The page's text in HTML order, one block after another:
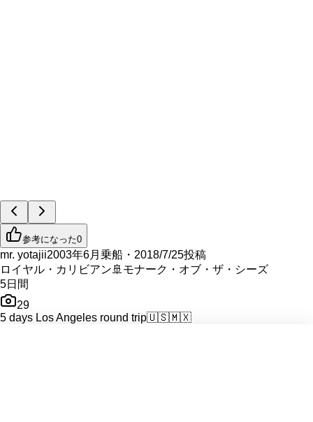
参考になった0
mr. yotajii2003年6月乗船・2018/7/25投稿
ロイヤル・カリビアン 🚢 モナーク・オブ・ザ・シーズ
5日間
29
5 days Los Angeles round trip🇺🇸🇲🇽